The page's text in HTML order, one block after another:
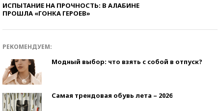
ИСПЫТАНИЕ НА ПРОЧНОСТЬ: В АЛАБИНЕ
ПРОШЛА «ГОНКА ГЕРОЕВ»
РЕКОМЕНДУЕМ:
Модный выбор: что взять с собой в отпуск?
Самая трендовая обувь лета – 2026